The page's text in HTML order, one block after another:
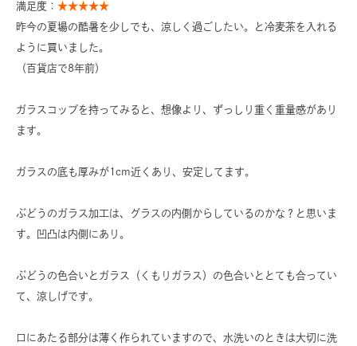
満足度： ★★★★★
昨今の夏場の酷暑を少しでも、涼しく過ごしたい。と冷麦茶を入れる
ように買いました。
（百貨店で8年前）
ガラスコップを持ってみると、想像より、ずっしり重く重量感があり
ます。
ガラスの底も厚みが1cm近くあり、安定してます。
ぶどうのガラス加工は、グラスの内側からしているのかな？と思いま
す。凹凸は内側にあり。
ぶどうの色合いとガラス（くもりガラス）の色合いととても合ってい
て、涼しげです。
口にあたる部分は薄く作られていますので、水洗いのときは大切に洗